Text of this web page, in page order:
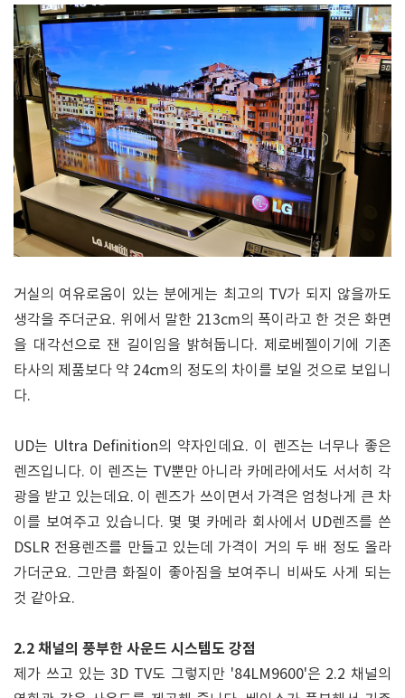
거실의 여유로움이 있는 분에게는 최고의 TV가 되지 않을까도
생각을 주더군요. 위에서 말한 213cm의 폭이라고 한 것은 화면
을 대각선으로 잰 길이임을 밝혀둡니다. 제로베젤이기에 기존
타사의 제품보다 약 24cm의 정도의 차이를 보일 것으로 보입니
다.
UD는 Ultra Definition의 약자인데요. 이 렌즈는 너무나 좋은
렌즈입니다. 이 렌즈는 TV뿐만 아니라 카메라에서도 서서히 각
광을 받고 있는데요. 이 렌즈가 쓰이면서 가격은 엄청나게 큰 차
이를 보여주고 있습니다. 몇 몇 카메라 회사에서 UD렌즈를 쓴
DSLR 전용렌즈를 만들고 있는데 가격이 거의 두 배 정도 올라
가더군요. 그만큼 화질이 좋아짐을 보여주니 비싸도 사게 되는
것 같아요.
2.2 채널의 풍부한 사운드 시스템도 강점
제가 쓰고 있는 3D TV도 그렇지만 '84LM9600'은 2.2 채널의